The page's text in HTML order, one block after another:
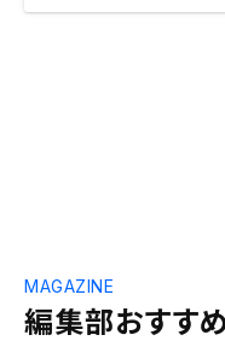
編集部おすす
MAGAZINE